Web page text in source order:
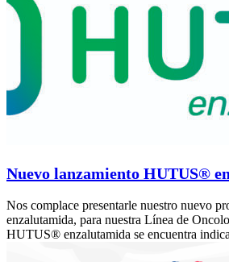
Nuevo lanzamiento HUTUS®
Nos complace presentarle nuestro nuevo
enzalutamida, para nuestra Línea de
HUTUS® enzalutamida se encuentra